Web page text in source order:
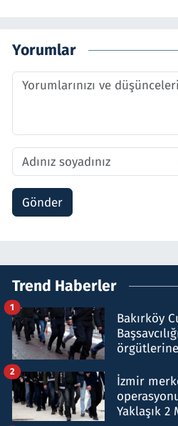
Yorumlar
Gönder
Trend Haberler
Bakırköy
1
İzmir
Yaklaşık
2